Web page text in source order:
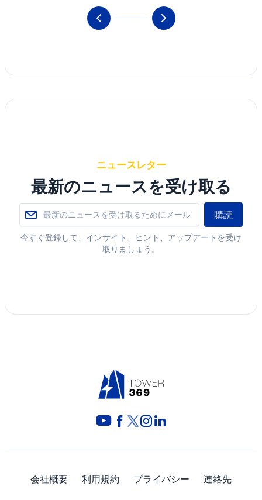
ニュースレター
最新のニュースを受け取る
購読
今すぐ登録して、インサイト、ヒント、アップデートを受け
取りましょう。
会社概要 利用規約 プライバシー 連絡先